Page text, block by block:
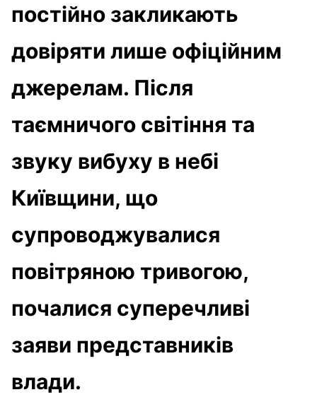
постійно закликають
довіряти лише офіційним
джерелам. Після
таємничого світіння та
звуку вибуху в небі
Київщини, що
супроводжувалися
повітряною тривогою,
почалися суперечливі
заяви представників
влади.